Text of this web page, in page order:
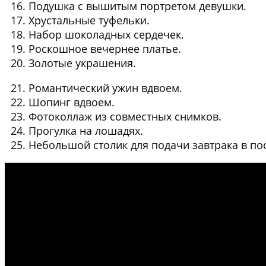
Подушка с вышитым портретом девушки.
Хрустальные туфельки.
Набор шоколадных сердечек.
Роскошное вечернее платье.
Золотые украшения.
Романтический ужин вдвоем.
Шопинг вдвоем.
Фотоколлаж из совместных снимков.
Прогулка на лошадях.
Небольшой столик для подачи завтрака в